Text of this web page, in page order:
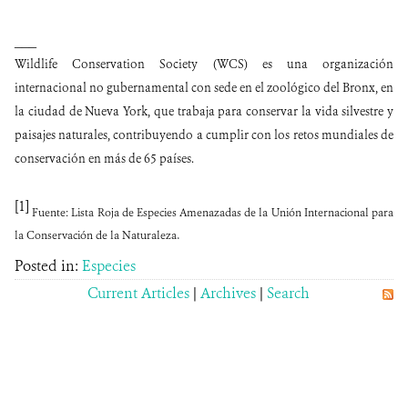
Wildlife Conservation Society (WCS) es una organización
internacional no gubernamental con sede en el zoológico del Bronx, en
la ciudad de Nueva York, que trabaja para conservar la vida silvestre y
paisajes naturales, contribuyendo a cumplir con los retos mundiales de
conservación en más de 65 países.
[1] Fuente: Lista Roja de Especies Amenazadas de la Unión Internacional para
la Conservación de laNaturaleza.
Posted in: Especies
Current Articles | Archives | Search